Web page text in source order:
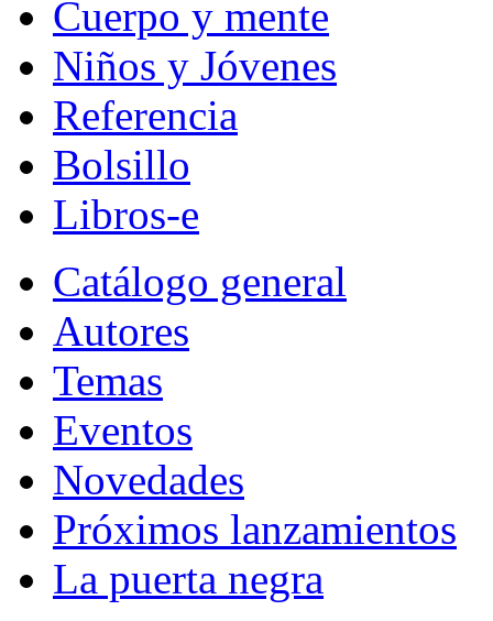
Cuerpo y mente
Niños y Jóvenes
Referencia
Bolsillo
Libros-e
Catálogo general
Autores
Temas
Eventos
Novedades
Próximos lanzamientos
La puerta negra